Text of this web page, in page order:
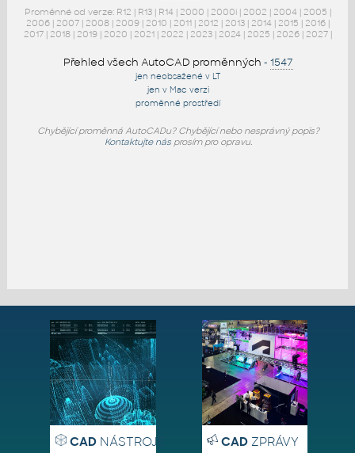
Proměnné od verze: R12 | R13 | R14 | 2000 | 2000i | 2002 | 2004 | 2005 |
2006 | 2007 | 2008 | 2009 | 2010 | 2011 | 2012 | 2013 | 2014 | 2015 | 2016 |
2017 | 2018 | 2019 | 2020 | 2021 | 2022 | 2023 | 2024 | 2025 | 2026 | 2027 |
Přehled všech AutoCAD proměnných - 1547
jen neobsažené v LT
jen v Mac verzi
proměnné prostředí
Chybějící proměnná AutoCADu? Chybějící nebo nesprávný popis?
Kontaktujte násprosím pro opravu.
CADNÁSTROJE CADZPRÁVY